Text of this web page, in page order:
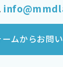
ームからお問